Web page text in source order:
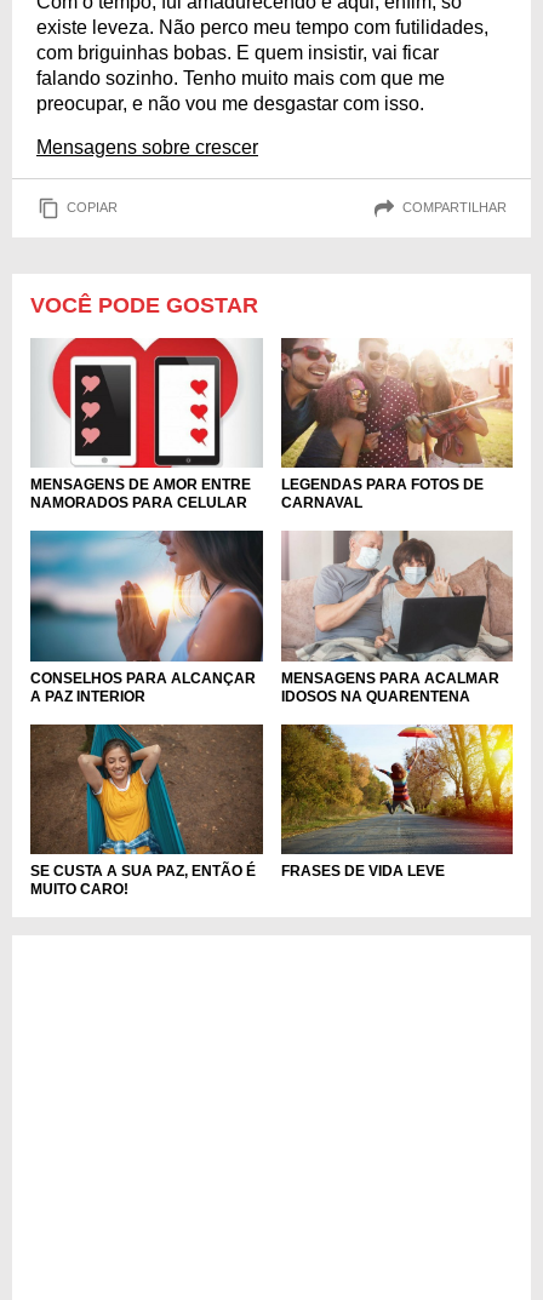
existe leveza. Não perco meu tempo com futilidades,
com briguinhas bobas. E quem insistir, vai ficar
falando sozinho. Tenho muito mais com que me
preocupar, e não vou me desgastar com isso.
Mensagens sobre crescer
COPIAR COMPARTILHAR
VOCÊ PODE GOSTAR
MENSAGENS DE AMOR ENTRE
NAMORADOS PARA CELULAR
LEGENDAS PARA FOTOS DE
CARNAVAL
CONSELHOS PARA ALCANÇAR
A PAZ INTERIOR
MENSAGENS PARA ACALMAR
IDOSOS NA QUARENTENA
SE CUSTA A SUA PAZ, ENTÃO É
MUITO CARO!
FRASES DE VIDA LEVE